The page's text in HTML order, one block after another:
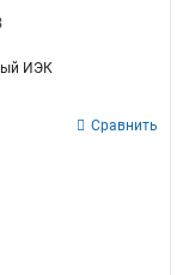
ИЭК
Сравнить